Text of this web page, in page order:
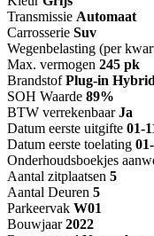
Transmissie Automaat
Carrosserie Suv
Wegenbelasting (per
Max. vermogen 245 pk
Brandstof Plug-in
SOH Waarde 89%
BTW verrekenbaar Ja
Datum eerste uitgifte 01-
Datum eerste toelating
Onderhoudsboekjes
Aantal zitplaatsen 5
Aantal Deuren 5
Parkeervak W01
Bouwjaar 2022